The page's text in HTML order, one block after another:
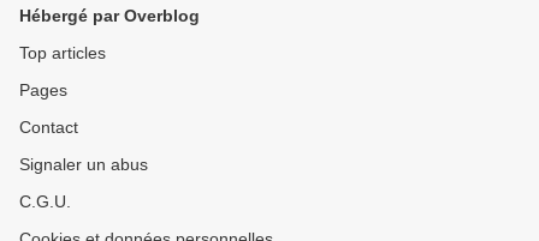
Hébergé par Overblog
Top articles
Pages
Contact
Signaler un abus
C.G.U.